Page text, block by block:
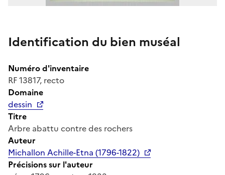
Identification du bien muséal
Numéro d'inventaire
RF 13817, recto
Domaine
dessin
Titre
Arbre abattu contre des rochers
Auteur
Michallon Achille-Etna (1796-1822)
Précisions sur l'auteur